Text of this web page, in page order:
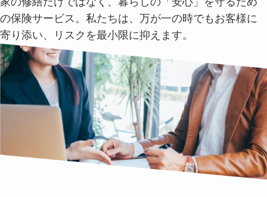
の保険サービス。私たちは、万が一の時でもお客様に
寄り添い、リスクを最小限に抑えます。